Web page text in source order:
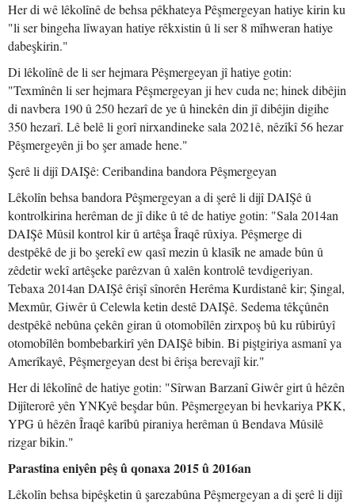
Her di wê lêkolînê de behsa pêkhateya Pêşmergeyan hatiye kirin ku
"li ser bingeha lîwayan hatiye rêkxistin û li ser 8 mîhweran hatiye
dabeşkirin."
Di lêkolînê de li ser hejmara Pêşmergeyan jî hatiye gotin:
"Texmînên li ser hejmara Pêşmergeyan ji hev cuda ne; hinek dibêjin
di navbera 190 û 250 hezarî de ye û hinekên din jî dibêjin digihe
350 hezarî. Lê belê li gorî nirxandineke sala 2021ê, nêzîkî 56 hezar
Pêşmergeyên ji bo şer amade hene."
Şerê li dijî DAIŞê: Ceribandina bandora Pêşmergeyan
Lêkolîn behsa bandora Pêşmergeyan a di şerê li dijî DAIŞê û
kontrolkirina herêman de jî dike û tê de hatiye gotin: "Sala 2014an
DAIŞê Mûsil kontrol kir û artêşa Îraqê rûxiya. Pêşmerge di
destpêkê de ji bo şerekî ew qasî mezin û klasîk ne amade bûn û
zêdetir wekî artêşeke parêzvan û xalên kontrolê tevdigeriyan.
Tebaxa 2014an DAIŞê êrişî sînorên Herêma Kurdistanê kir; Şingal,
Mexmûr, Giwêr û Celewla ketin destê DAIŞê. Sedema têkçûnên
destpêkê nebûna çekên giran û otomobîlên zirxpoş bû ku rûbirûyî
otomobîlên bombebarkirî yên DAIŞê bibin. Bi piştgiriya asmanî ya
Amerîkayê, Pêşmergeyan dest bi êrişa berevajî kir."
Her di lêkolînê de hatiye gotin: "Sîrwan Barzanî Giwêr girt û hêzên
Dijîterorê yên YNKyê beşdar bûn. Pêşmergeyan bi hevkariya PKK,
YPG û hêzên Îraqê karîbû piraniya herêman û Bendava Mûsilê
rizgar bikin."
Parastina eniyên pêş û qonaxa 2015 û 2016an
Lêkolîn behsa bipêşketin û şarezabûna Pêşmergeyan a di şerê li dijî